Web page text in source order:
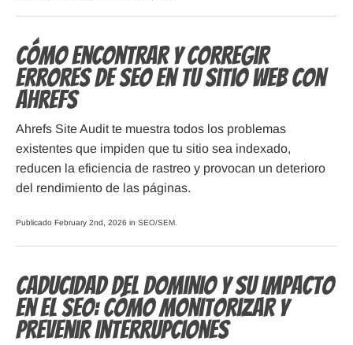
Cómo encontrar y corregir
errores de SEO en tu sitio web con
Ahrefs
Ahrefs Site Audit te muestra todos los problemas
existentes que impiden que tu sitio sea indexado,
reducen la eficiencia de rastreo y provocan un deterioro
del rendimiento de las páginas.
Publicado February 2nd, 2026 in SEO/SEM
Caducidad del dominio y su impacto
en el SEO: cómo monitorizar y
prevenir interrupciones